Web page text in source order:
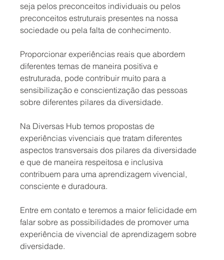
seja pelos preconceitos individuais ou pelos
preconceitos estruturais presentes na nossa
sociedade ou pela falta de conhecimento.
Proporcionar experiências reais que abordem
diferentes temas de maneira positiva e
estruturada, pode contribuir muito para a
sensibilização e conscientização das pessoas
sobre diferentes pilares da diversidade.
Na Diversas Hub temos propostas de
experiências vivenciais que tratam diferentes
aspectos transversais dos pilares da diversidade
e que de maneira respeitosa e inclusiva
contribuem para uma aprendizagem vivencial,
consciente e duradoura.
Entre em contato e teremos a maior felicidade em
falar sobre as possibilidades de promover uma
experiência de vivencial de aprendizagem sobre
diversidade.